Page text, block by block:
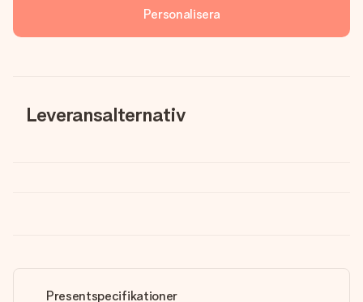
Personalisera
Leveransalternativ
Presentspecifikationer